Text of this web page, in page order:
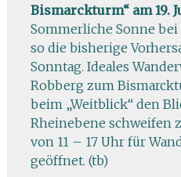
Bismarckturm“ am 19.
Sommerliche Sonne
so die bisherige
Sonntag. Ideales
Robberg zum
beim „Weitblick“ den
Rheinebene schweifen
von 11 – 17 Uhr für
geöffnet. (tb)